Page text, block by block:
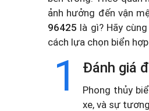
ảnh hưởng đến vận
96425 là gì? Hãy
cách lựa chọn biển
1 Đánh giá
Phong thủy
xe, và sự